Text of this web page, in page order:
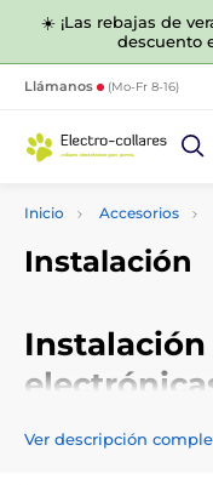
☀️ ¡Las rebajas de
descuento
Llámanos (Mo-Fr 8-16)
Inicio Accesorios
Instalación
Instalación
Accesorios para la
Ver descripción